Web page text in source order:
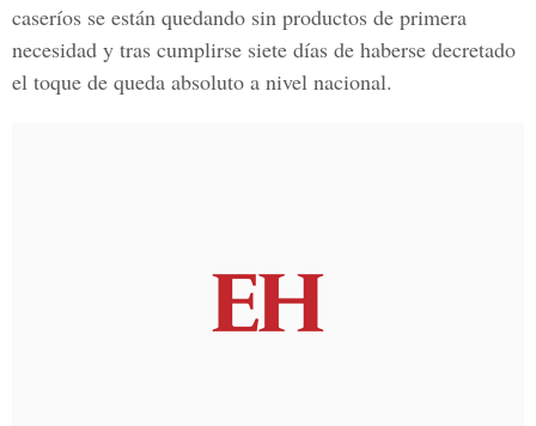
caseríos se están quedando sin productos de primera
necesidad y tras cumplirse siete días de haberse decretado
el toque de queda absoluto a nivel nacional.